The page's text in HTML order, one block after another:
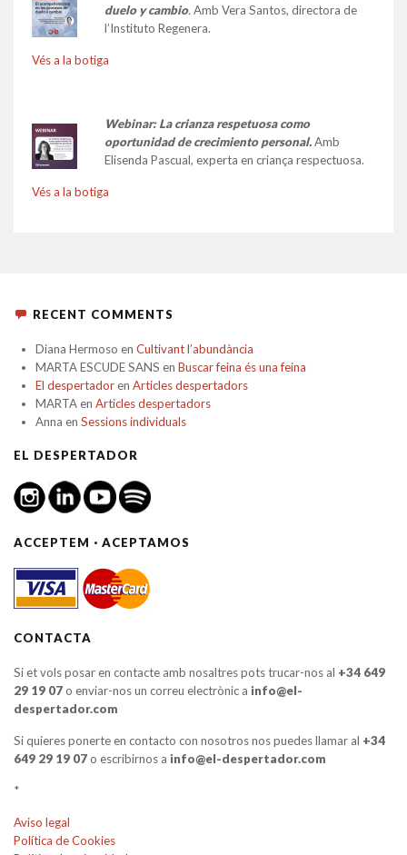
duelo y cambio. Amb Vera Santos, directora de
l’Instituto Regenera.
Vés a la botiga
Webinar: La crianza respetuosa como
oportunidad de crecimiento personal.Amb
Elisenda Pascual, experta en criança respectuosa.
Vés a la botiga
RECENT COMMENTS
Diana Hermoso en Cultivant l’abundància
MARTA ESCUDE SANS en Buscar feina és una feina
El despertadoren Articles despertadors
MARTAen Articles despertadors
Anna en Sessions individuals
EL DESPERTADOR
ACCEPTEM · ACEPTAMOS
CONTACTA
Si et vols posar en contacte amb nosaltres pots trucar-nos al +34 649
29 19 07o enviar-nos un correu electrònic a info@el-
despertador.com
Si quieres ponerte en contacto con nosotros nos puedes llamar al +34
649 29 19 07o escribirnos a info@el-despertador.com
*
Aviso legal
Política de Cookies